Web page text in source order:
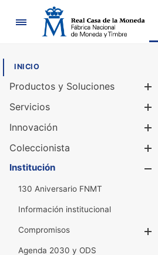
Navegación
INICIO
Productos y Soluciones
Servicios
Innovación
Coleccionista
Institución
130 Aniversario FNMT
Información institucional
Compromisos
Agenda 2030 y ODS